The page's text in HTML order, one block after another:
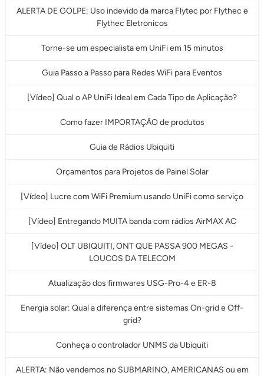
ALERTA DE GOLPE: Uso indevido da marca Flytec por Flythec e
Flythec Eletronicos
Torne-se um especialista em UniFi em 15 minutos
Guia Passo a Passo para Redes WiFi para Eventos
[Vídeo] Qual o AP UniFi Ideal em Cada Tipo de Aplicação?
Como fazer IMPORTAÇÃO de produtos
Guia de Rádios Ubiquiti
Orçamentos para Projetos de Painel Solar
[Vídeo] Lucre com WiFi Premium usando UniFi como serviço
[Vídeo] Entregando MUITA banda com rádios AirMAX AC
[Vídeo] OLT UBIQUITI, ONT QUE PASSA 900 MEGAS -
LOUCOS DA TELECOM
Atualização dos firmwares USG-Pro-4 e ER-8
Energia solar: Qual a diferença entre sistemas On-grid e Off-
grid?
Conheça o controlador UNMS da Ubiquiti
ALERTA: Não vendemos no SUBMARINO, AMERICANAS ou em